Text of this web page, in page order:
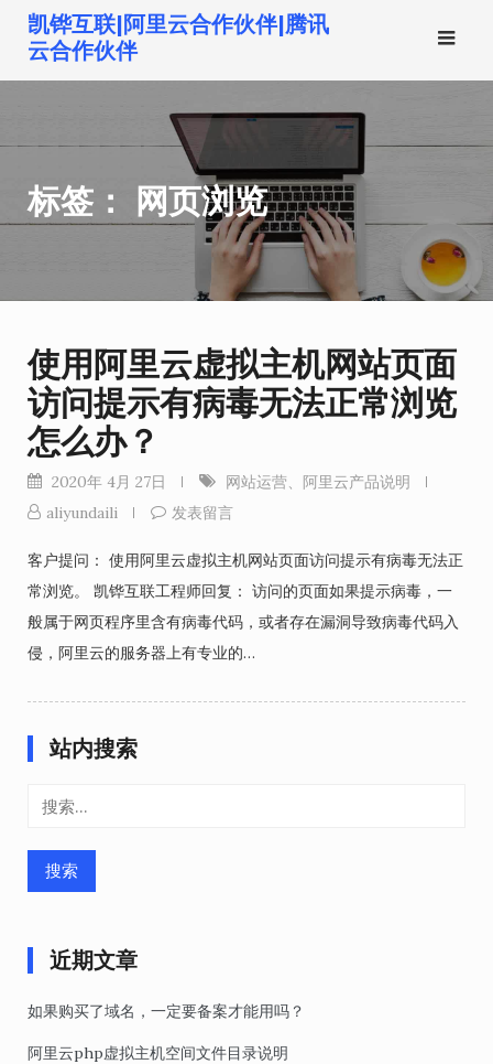
到
凯铧互联|阿里云合作伙伴|腾讯
云合作伙伴
标签： 网页浏览
使用阿里云虚拟主机网站页面
访问提示有病毒无法正常浏览
怎么办？
2020年 4月 27日 网站运营、 阿里云产品说明
aliyundaili
发表留言
客户提问： 使用阿里云虚拟主机网站页面访问提示有病毒无法正
常浏览。 凯铧互联工程师回复： 访问的页面如果提示病毒，一
般属于网页程序里含有病毒代码，或者存在漏洞导致病毒代码入
侵，阿里云的服务器上有专业的…
站内搜索
近期文章
如果购买了域名，一定要备案才能用吗？
阿里云php虚拟主机空间文件目录说明